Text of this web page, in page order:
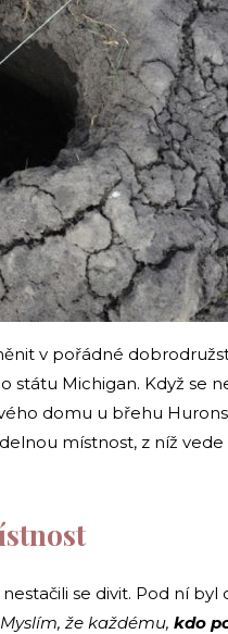
v pořádné
státu Michigan. Když se
domu u břehu
místnost, z níž
se divit. Pod ní byl
že každému, kdo